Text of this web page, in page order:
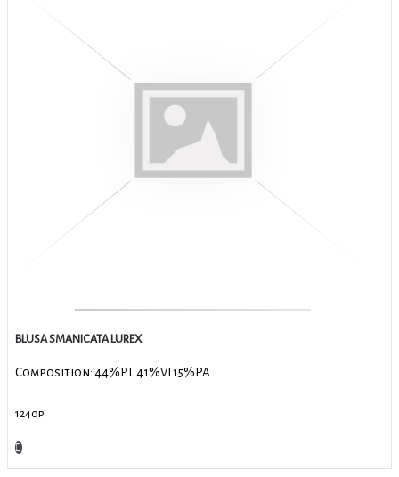
BLUSA SMANICATA LUREX
Composition: 44%PL 41%VI 15%PA..
1240р.